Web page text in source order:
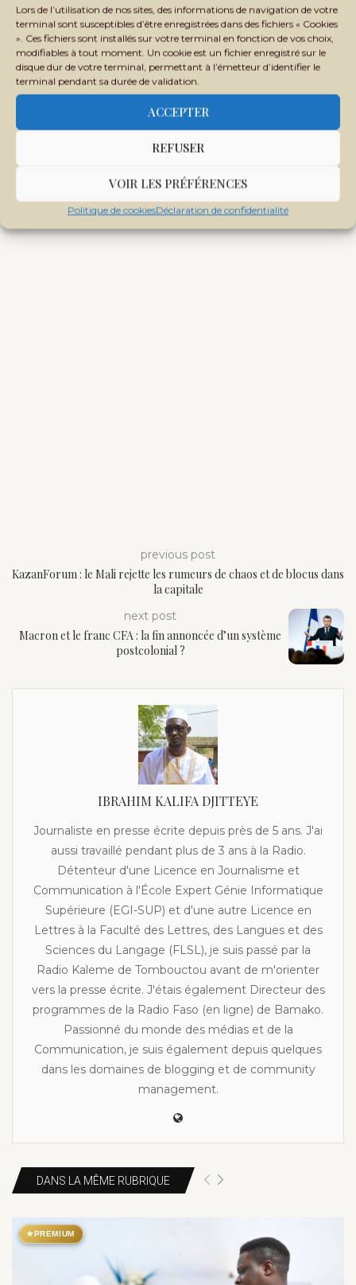
Lors de l’utilisation de nos sites, des informations de navigation de votre
terminal sont susceptibles d’être enregistrées dans des fichiers « Cookies
». Ces fichiers sont installés sur votre terminal en fonction de vos choix,
modifiables à tout moment. Un cookie est un fichier enregistré sur le
disque dur de votre terminal, permettant à l’émetteur d’identifier le
terminal pendant sa durée de validation.
ACCEPTER
REFUSER
VOIR LES PRÉFÉRENCES
Politique de cookiesDéclaration de confidentialité
CULTURE MALIENNE DIASPORA AFRICAINE
MAISON AFRICAINE DE LA PHOTOGRAPHIE MALI
MAMOU DAFFÉ NARRATION AFRICAINE
PATRIMOINE CULTUREL AFRICAIN PHOTOGRAPHIE AFRICAINE
PHOTOGRAPHIE CONTEMPORAINE REFABULATION
RENCONTRES DE BAMAKO SOUVERAINETÉ CULTURELLE
previous post
KazanForum : le Mali rejette les rumeurs de chaos et de blocus dans
la capitale
next post
Macron et le franc CFA : la fin annoncée d’un système
postcolonial ?
IBRAHIM KALIFA DJITTEYE
Journaliste en presse écrite depuis près de 5 ans. J'ai
aussi travaillé pendant plus de 3 ans à la Radio.
Détenteur d'une Licence en Journalisme et
Communication à l'École Expert Génie Informatique
Supérieure (EGI-SUP) et d'une autre Licence en
Lettres à la Faculté des Lettres, des Langues et des
Sciences du Langage (FLSL), je suis passé par la
Radio Kaleme de Tombouctou avant de m'orienter
vers la presse écrite. J'étais également Directeur des
programmes de la Radio Faso (en ligne) de Bamako.
Passionné du monde des médias et de la
Communication, je suis également depuis quelques
dans les domaines de blogging et de community
management.
DANS LA MÊME RUBRIQUE
★PREMIUM